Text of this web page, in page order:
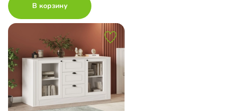
В корзину